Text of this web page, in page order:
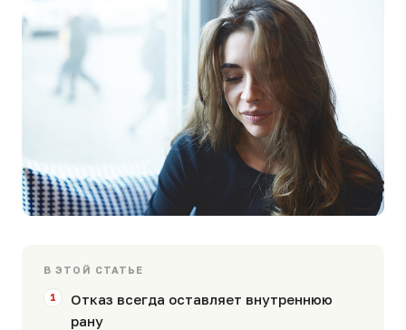
В ЭТОЙ СТАТЬЕ
Отказ всегда оставляет внутреннюю
рану